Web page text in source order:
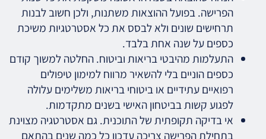
הפרישה. בפועל ההוצאות משתנות, ולכן חשוב לבנות
תרחישים שונים ולא לבסס את כל אסטרטגיות משיכת
כספים על שנה אחת בלבד.
התעלמות מהיבטי בריאות וביטוח. החלטה למשוך קודם
כספים הוניים בלי להשאיר מרווח למימון טיפולים
רפואיים עתידיים או ביטוחי בריאות משלימים עלולה
לפגוע קשות בביטחון האישי בשנים מתקדמות.
אי בדיקה תקופתית של התוכנית. גם אסטרטגיה מצוינת
בתחילת הפרישה צריכה עדכון כל כמה שנים בהתאם